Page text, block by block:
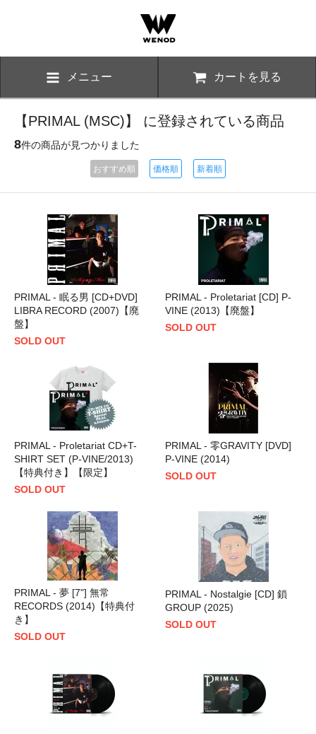
メニュー カートを見る
【PRIMAL (MSC)】 に登録されている商品
8件の商品が見つかりました
おすすめ順 価格順 新着順
PRIMAL - 眠る男 [CD+DVD]
LIBRA RECORD (2007)【廃
盤】
SOLD OUT
PRIMAL - Proletariat [CD] P-
VINE (2013)【廃盤】
SOLD OUT
PRIMAL - Proletariat CD+T-
SHIRT SET (P-VINE/2013)
【特典付き】【限定】
SOLD OUT
PRIMAL - 零GRAVITY [DVD]
P-VINE (2014)
SOLD OUT
PRIMAL - 夢 [7"] 無常
RECORDS (2014)【特典付
き】
SOLD OUT
PRIMAL - Nostalgie [CD] 鎖
GROUP (2025)
SOLD OUT